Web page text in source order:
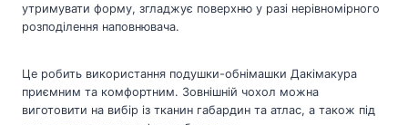
утримувати форму, згладжує поверхню у разі нерівномірного
розподілення наповнювача.
Це робить використання подушки-обнімашки Дакімакура
приємним та комфортним. Зовнішній чохол можна
виготовити на вибір із тканин габардин та атлас, а також під